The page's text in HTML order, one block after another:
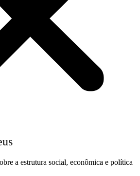
a estrutura social, econômica e política